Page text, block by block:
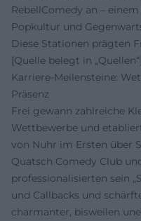
RebellComedy an –
Popkultur und
Diese Stationen prägten
[Quelle belegt in „Quellen“]
Karriere-Meilensteine:
Präsenz
Frei gewann zahlreiche
Wettbewerbe und
von Nuhr im Ersten über
Quatsch Comedy Club
professionalisierten sein
und Callbacks und
charmanter, bisweilen